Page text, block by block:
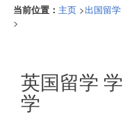
当前位置： 主页 >出国留学
>
英国留学
学